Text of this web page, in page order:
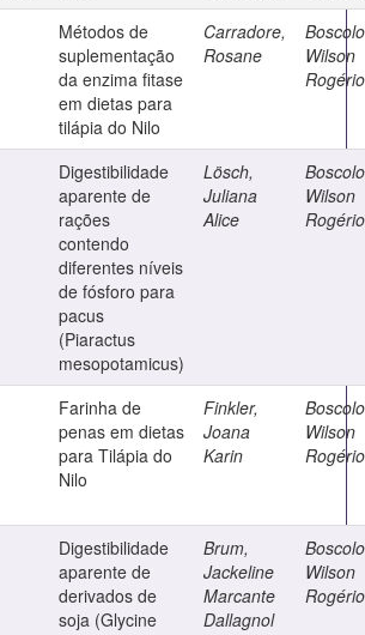
Métodos de
suplementação
da enzima fitase
em dietas para
tilápia do Nilo
Carradore,
Rosane
Wilson
Rogério
Digestibilidade
aparente de
rações
contendo
diferentes níveis
de fósforo para
pacus
(Piaractus
mesopotamicus)
Lösch,
Juliana
Alice
Wilson
Rogério
Farinha de
penas em dietas
para Tilápia do
Nilo
Finkler,
Joana
Karin
Wilson
Rogério
Digestibilidade
aparente de
derivados de
soja (Glycine
Brum,
Jackeline
Marcante
Dallagnol
Wilson
Rogério